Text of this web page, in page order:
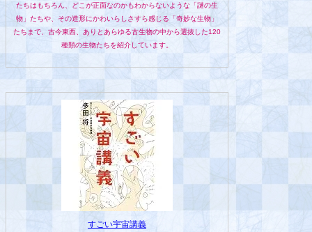
たちはもちろん、どこが正面なのかもわからないような「謎の生
物」たちや、その造形にかわいらしさすら感じる「奇妙な生物」
たちまで、古今東西、ありとあらゆる古生物の中から選抜した120
種類の生物たちを紹介しています。
すごい宇宙講義